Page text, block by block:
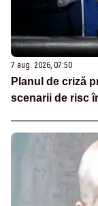
7 aug. 2026, 07:50
Planul de criză
scenarii de risc